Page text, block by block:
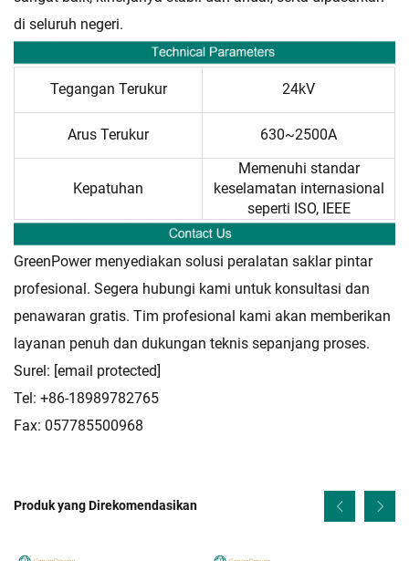
di seluruh negeri.
Tegangan Terukur 24kV
Arus Terukur 630~2500A
Kepatuhan
Memenuhi standar
keselamatan internasional
seperti ISO, IEEE
GreenPower menyediakan solusi peralatan saklar pintar
profesional. Segera hubungi kami untuk konsultasi dan
penawaran gratis. Tim profesional kami akan memberikan
layanan penuh dan dukungan teknis sepanjang proses.
Surel: [email protected]
Tel: +86-18989782765
Fax: 057785500968
Produk yang Direkomendasikan